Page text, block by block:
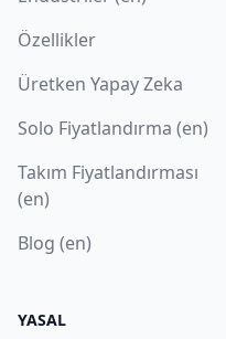
Özellikler
Üretken Yapay Zeka
Solo Fiyatlandırma (en)
Takım Fiyatlandırması
(en)
Blog (en)
YASAL